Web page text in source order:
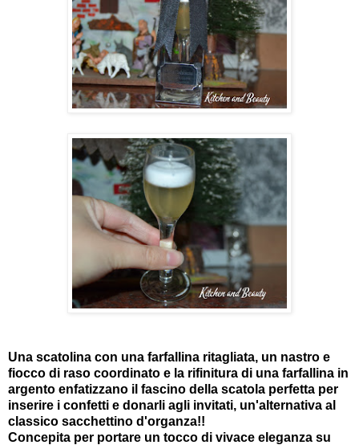
Una scatolina con una farfallina ritagliata, un nastro e
fiocco di raso coordinato e la rifinitura di una farfallina in
argento enfatizzano il fascino della scatola perfetta per
inserire i confetti e donarli agli invitati, un'alternativa al
classico sacchettino d'organza!!
Concepita per portare un tocco di vivace eleganza su